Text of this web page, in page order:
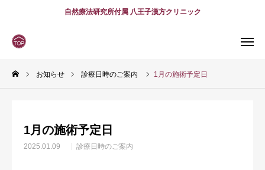
自然療法研究所付属 八王子漢方クリニック
お知らせ 診療日時のご案内 1月の施術予定日
1月の施術予定日
2025.01.09 診療日時のご案内
WEB 予約
診療時間